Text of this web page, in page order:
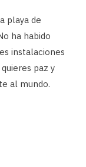
playa de
ha habido
instalaciones
paz y
al mundo.